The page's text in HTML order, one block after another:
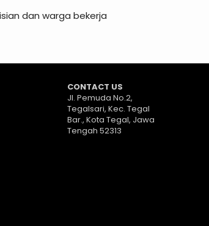
dan warga bekerja
CONTACT US
Jl. Pemuda No.2,
Tegalsari, Kec. Tegal
Bar., Kota Tegal, Jawa
Tengah 52313